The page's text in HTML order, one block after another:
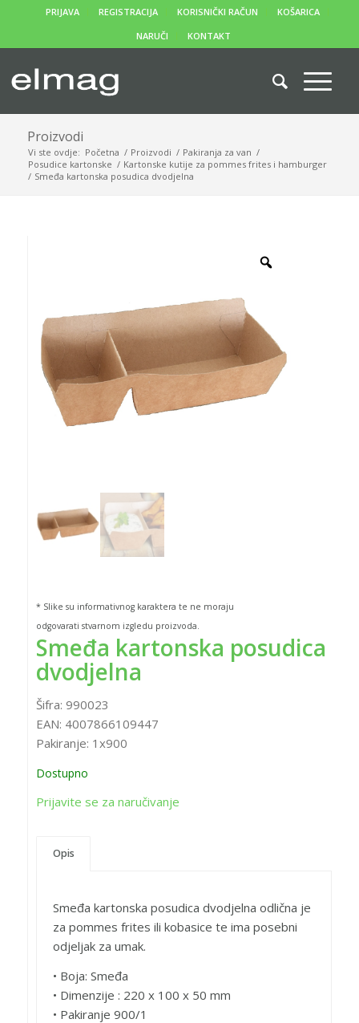
PRIJAVA REGISTRACIJA KORISNIČKI RAČUN
KOŠARICA
NARUČI
KONTAKT
Proizvodi
Vi ste ovdje: Početna / Proizvodi / Pakiranja za van /
Posudice kartonske / Kartonske kutije za pommes frites i hamburger
/ Smeđa kartonska posudica dvodjelna
* Slike su informativnog karaktera te ne moraju
odgovarati stvarnom izgledu proizvoda.
Smeđa kartonska posudica
dvodjelna
Šifra: 990023
EAN: 4007866109447
Pakiranje: 1x900
Dostupno
Prijavite se za naručivanje
Opis
Smeđa kartonska posudica dvodjelna odlična je
za pommes frites ili kobasice te ima posebni
odjeljak za umak.
• Boja: Smeđa
• Dimenzije : 220 x 100 x 50 mm
• Pakiranje 900/1